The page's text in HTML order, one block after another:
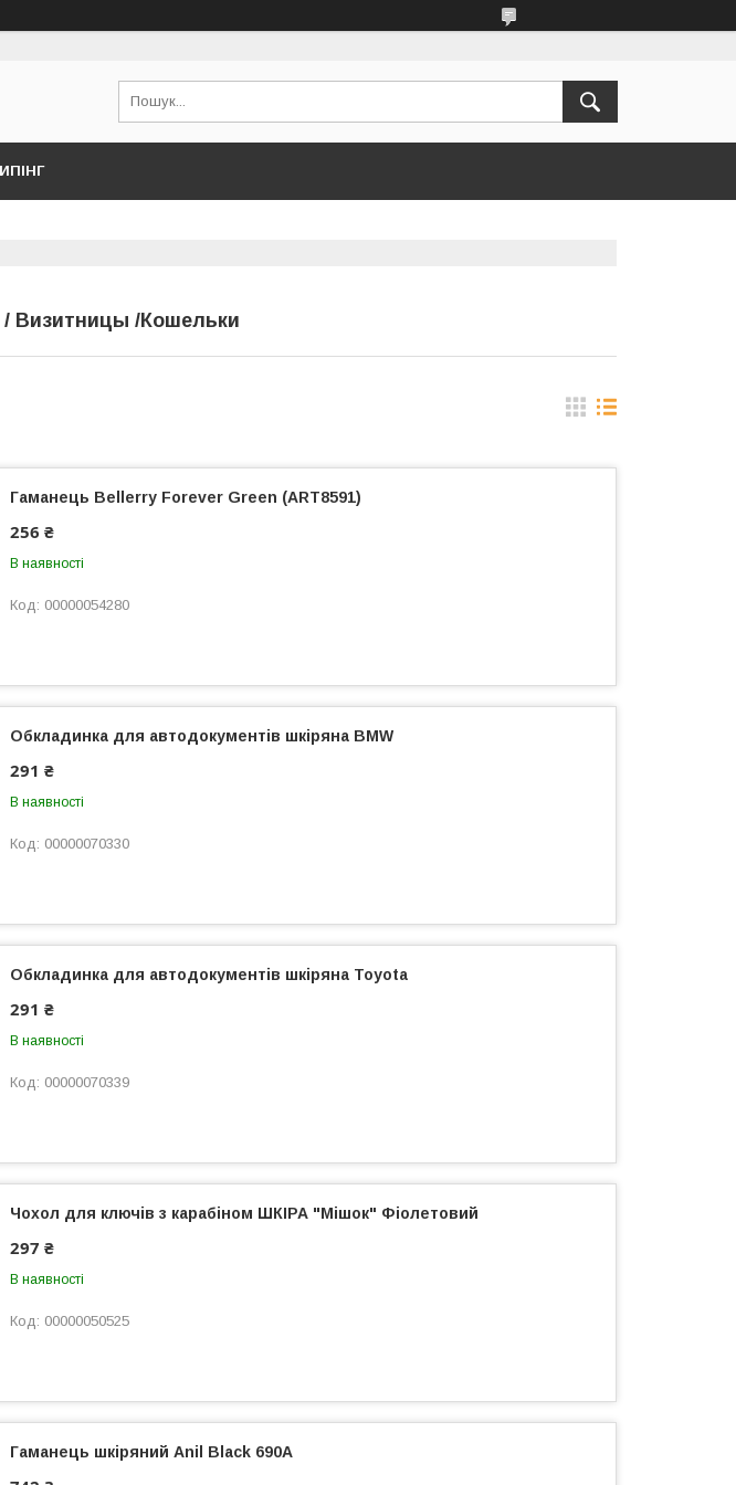
Визитницы /Кошельки
Гаманець Bellerry Forever Green (ART8591)
256 ₴
В наявності
00000054280
Обкладинка для автодокументів шкіряна BMW
291 ₴
В наявності
00000070330
Обкладинка для автодокументів шкіряна Toyota
291 ₴
В наявності
00000070339
Чохол для ключів з карабіном ШКІРА "Мішок" Фіолетовий
297 ₴
В наявності
00000050525
Гаманець шкіряний Anil Black 690A